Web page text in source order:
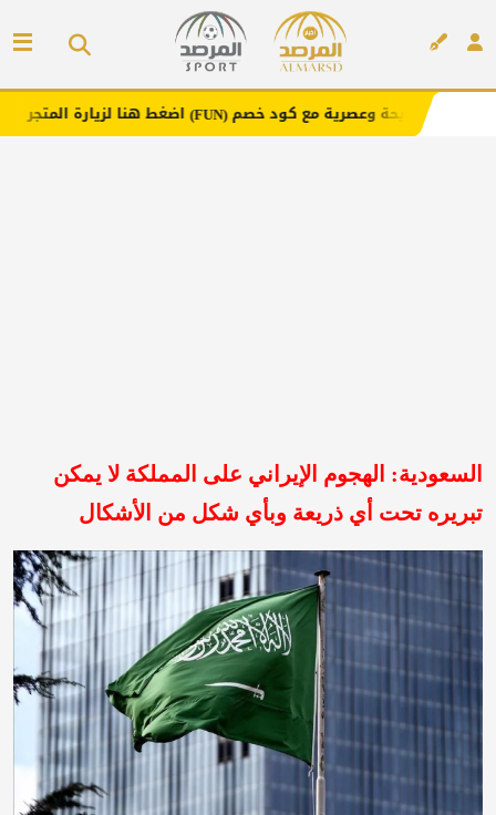
وعصرية مع كود خصم(FUN)اضغط هنا لزيارة المتجر
السعودية: الهجوم الإيراني على المملكة لا يمكن
تبريره تحت أي ذريعة وبأي شكل من الأشكال